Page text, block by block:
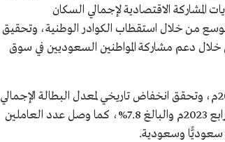
الاقتصادية لإجمالي السكان
من خلال استقطاب الكوادر الوطنية، وتحقيق
المنشود من خلال دعم مشاركة المواطنين السعوديين في سوق
واستقر معدَّل البطالة لإجمالي السكان عند 3.5% في الربع الأول 2024م، وتحقق انخفاض تاريخي لمعدل البطالة الإجمالي
للسعوديين، وصل إلى 7.6% بانخفاض 0.2 نقطة مئوية عن الربع الرابع 2023م والبالغ 7.8%، كما وصل عدد العاملين